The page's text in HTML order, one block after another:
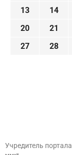
13
14
20
21
27
28
Учредитель